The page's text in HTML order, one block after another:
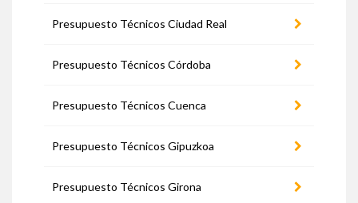
Presupuesto Técnicos Ciudad Real
Presupuesto Técnicos Córdoba
Presupuesto Técnicos Cuenca
Presupuesto Técnicos Gipuzkoa
Presupuesto Técnicos Girona